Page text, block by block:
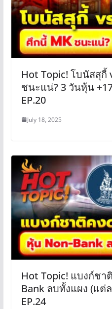
Hot Topic! โบนัสสุกี้
ชนะแน่? 3 วันหุ้น
EP.20
July 18, 2025
Hot Topic! แบงก์ชา
Bank ลบทั้งแผง (แ
EP.24